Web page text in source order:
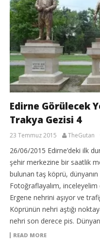
Edirne Görülecek
Trakya Gezisi 4
23 Temmuz 2015 TheGutan
26/06/2015 Edirne’deki ilk
şehir merkezine bir saatlik
bulunan taş köprü,
Fotoğraflayalım,
Ergene nehrini aşıyor ve
Köprünün nehri aştığı
nehri son derece pis.
READ MORE